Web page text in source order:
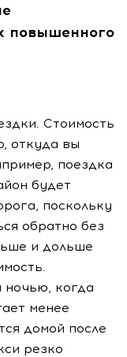
повышенного
Стоимость
откуда вы
поездка
будет
поскольку
обратно без
и дольше
ночью, когда
менее
домой после
резко